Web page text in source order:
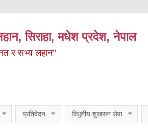
सिराहा, मधेश प्रदेश, नेपाल
र सभ्य लहान"
प्रतिवेदन विधुतीय शुसासन सेवा